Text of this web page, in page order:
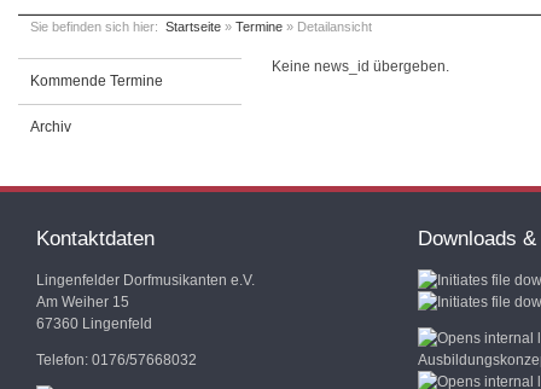
Sie befinden sich hier: Startseite » Termine » Detailansicht
Kommende Termine
Archiv
Keine news_id übergeben.
Kontaktdaten
Lingenfelder Dorfmusikanten e.V.
Am Weiher 15
67360 Lingenfeld
Telefon: 0176/57668032
Downloads